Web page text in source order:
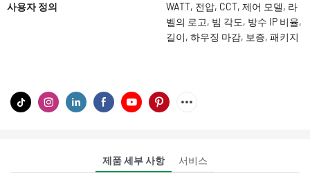
사용자 정의
WATT, 전압, CCT, 제어 모델, 라
벨의 로고, 빔 각도, 방수 IP 비율,
길이, 하우징 마감, 보증, 패키지
제품 세부 사항 서비스